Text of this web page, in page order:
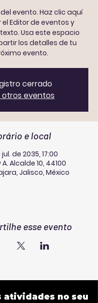
evento. Haz clic aquí
Editor de eventos y
Usa este espacio
los detalles de tu
evento.
cerrado
otros eventos
e local
jul. de 2035, 17:00
A. Alcalde 10, 44100
Jalisco, México
esse evento
atividades no seu